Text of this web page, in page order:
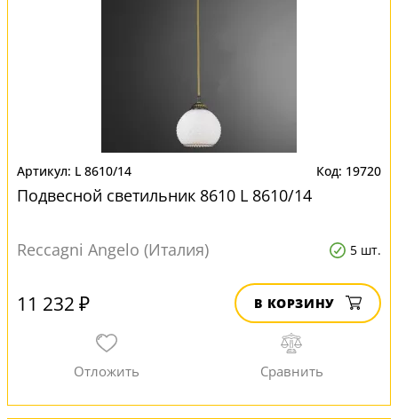
L 8610/14 19720
Подвесной светильник 8610 L 8610/14
Reccagni Angelo (Италия) 5 шт.
11 232 ₽ В КОРЗИНУ